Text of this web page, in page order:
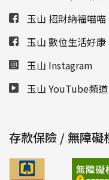
玉山 招財納福喵喵
玉山 數位生活好康
玉山 Instagram
玉山 YouTube頻道
存款保險 / 無障礙